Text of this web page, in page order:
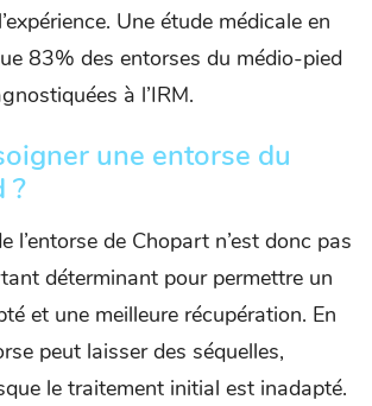
Une étude médicale en
83% des entorses du médio-pied
à l’IRM.
une entorse du
?
l’entorse de Chopart n’est donc pas
déterminant pour permettre un
et une meilleure récupération. En
peut laisser des séquelles,
le traitement initial est inadapté.